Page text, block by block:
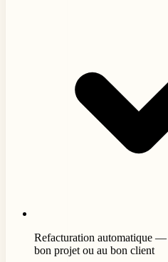
Refacturation automatique
bon projet ou au bon client